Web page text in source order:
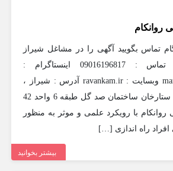
روانکام
تماس بگویید آگهی را در مشاغل شیراز
دیده اید. شماره تماس : 09016196817 اینستاگرام :
maryamghorbaninezhad وبسایت : ravankam.ir آدرس : شیراز ،
بلوار مطهری ، نبش ستارخان ساختمان صد گل طبقه 6 واحد 42
با رویکرد علمی و موثر به منظور
افراد راه اندازی […]
بیشتر بخوانید